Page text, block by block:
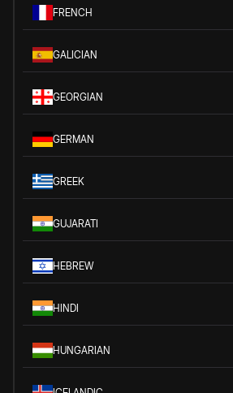
FRENCH
GALICIAN
GEORGIAN
GERMAN
GREEK
GUJARATI
HEBREW
HINDI
HUNGARIAN